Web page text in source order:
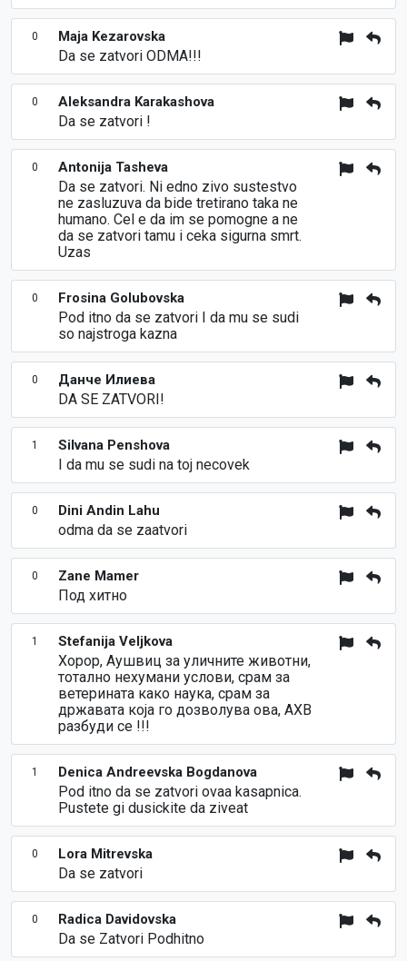
0 Maja Kezarovska
Da se zatvori ODMA!!!
0 Aleksandra Karakashova
Da se zatvori !
0 Antonija Tasheva
Da se zatvori. Ni edno zivo sustestvo
ne zasluzuva da bide tretirano taka ne
humano. Cel e da im se pomogne a ne
da se zatvori tamu i ceka sigurna smrt.
Uzas
0 Frosina Golubovska
Pod itno da se zatvori I da mu se sudi
so najstroga kazna
0 Данче Илиева
DA SE ZATVORI!
1 Silvana Penshova
I da mu se sudi na toj necovek
0 Dini Andin Lahu
odma da se zaatvori
0 Zane Mamer
Под хитно
1 Stefanija Veljkova
Хорор, Аушвиц за уличните животни,
тотално нехумани услови, срам за
ветерината како наука, срам за
државата која го дозволува ова, АХВ
разбуди се !!!
1 Denica Andreevska Bogdanova
Pod itno da se zatvori ovaa kasapnica.
Pustete gi dusickite da ziveat
0 Lora Mitrevska
Da se zatvori
0 Radica Davidovska
Da se Zatvori Podhitno